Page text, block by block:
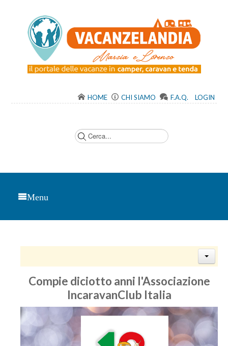
HOME CHI SIAMO F.A.Q. LOGIN
Menu
Compie diciotto anni l'Associazione
IncaravanClub Italia